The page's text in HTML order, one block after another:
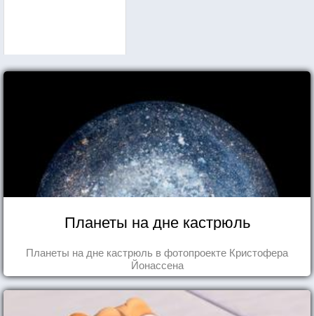
Планеты на дне кастрюль
Планеты на дне кастрюль в фотопроекте Кристофера
Йонассена